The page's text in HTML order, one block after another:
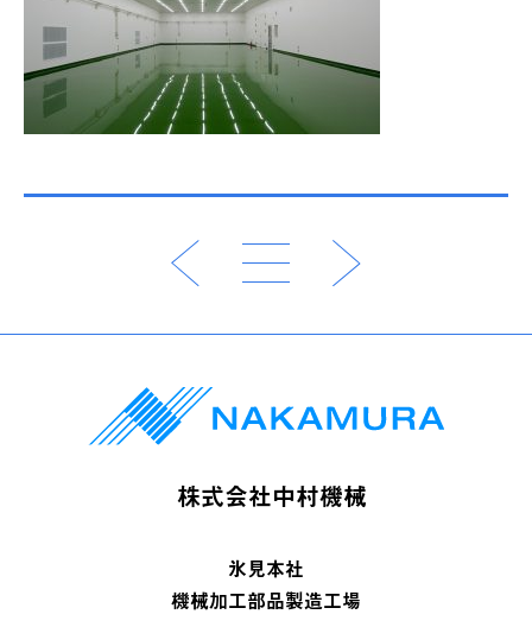
株式会社中村機械
氷見本社
機械加工部品製造工場